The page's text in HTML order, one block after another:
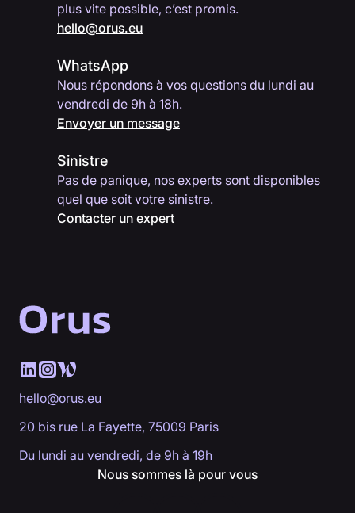
plus vite possible, c’est promis.
hello@orus.eu
WhatsApp
Nous répondons à vos questions du lundi au
vendredi de 9h à 18h.
Envoyer un message
Sinistre
Pas de panique, nos experts sont disponibles
quel que soit votre sinistre.
Contacter un expert
hello@orus.eu
20 bis rue La Fayette, 75009 Paris
Du lundi au vendredi, de 9h à 19h
Nous sommes là pour vous